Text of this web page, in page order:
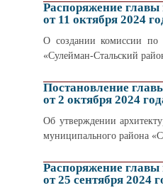
Распоряжение
от 11 октября 2024
О создании комиссии по
«Сулейман-Стальский
Постановление
от 2 октября 2024
Об утверждении
муниципального района
Распоряжение
от 25 сентября 2024